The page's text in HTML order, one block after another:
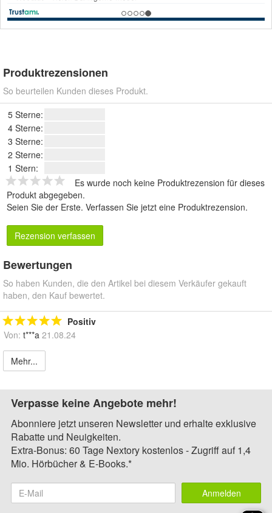
Produktrezensionen
So beurteilen Kunden dieses Produkt.
5 Sterne:
4 Sterne:
3 Sterne:
2 Sterne:
1 Stern:
Es wurde noch keine Produktrezension für dieses
Produkt abgegeben.
Seien Sie der Erste. Verfassen Sie jetzt eine Produktrezension.
Rezension verfassen
Bewertungen
So haben Kunden, die den Artikel bei diesem Verkäufer gekauft
haben, den Kauf bewertet.
Positiv
Von: t***a 21.08.24
Mehr...
Verpasse keine Angebote mehr!
Abonniere jetzt unseren Newsletter und erhalte exklusive
Rabatte und Neuigkeiten.
Extra-Bonus: 60 Tage Nextory kostenlos - Zugriff auf 1,4
Mio. Hörbücher & E-Books.*
Anmelden